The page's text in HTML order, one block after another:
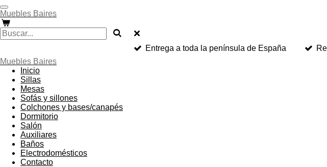
Ir
al
contenido
principal
Muebles Baires
Entrega a toda la península de España
Muebles Baires
Inicio
Sillas
Mesas
Sofás y sillones
Colchones y bases/canapés
Dormitorio
Salón
Auxiliares
Baños
Electrodomésticos
Contacto